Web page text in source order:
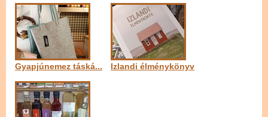
Naptár
Gyapjúnemez táská... Izlandi élménykönyv